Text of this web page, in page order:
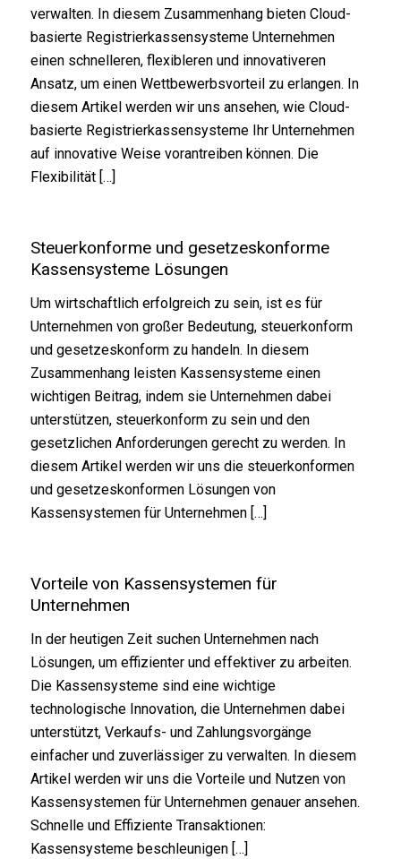
verwalten. In diesem Zusammenhang bieten Cloud-
basierte Registrierkassensysteme Unternehmen
einen schnelleren, flexibleren und innovativeren
Ansatz, um einen Wettbewerbsvorteil zu erlangen. In
diesem Artikel werden wir uns ansehen, wie Cloud-
basierte Registrierkassensysteme Ihr Unternehmen
auf innovative Weise vorantreiben können. Die
Flexibilität […]
Steuerkonforme und gesetzeskonforme
Kassensysteme Lösungen
Um wirtschaftlich erfolgreich zu sein, ist es für
Unternehmen von großer Bedeutung, steuerkonform
und gesetzeskonform zu handeln. In diesem
Zusammenhang leisten Kassensysteme einen
wichtigen Beitrag, indem sie Unternehmen dabei
unterstützen, steuerkonform zu sein und den
gesetzlichen Anforderungen gerecht zu werden. In
diesem Artikel werden wir uns die steuerkonformen
und gesetzeskonformen Lösungen von
Kassensystemen für Unternehmen […]
Vorteile von Kassensystemen für
Unternehmen
In der heutigen Zeit suchen Unternehmen nach
Lösungen, um effizienter und effektiver zu arbeiten.
Die Kassensysteme sind eine wichtige
technologische Innovation, die Unternehmen dabei
unterstützt, Verkaufs- und Zahlungsvorgänge
einfacher und zuverlässiger zu verwalten. In diesem
Artikel werden wir uns die Vorteile und Nutzen von
Kassensystemen für Unternehmen genauer ansehen.
Schnelle und Effiziente Transaktionen:
Kassensysteme beschleunigen […]